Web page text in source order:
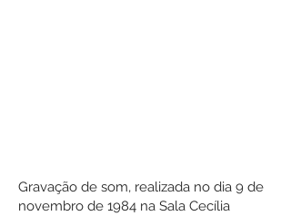
Gravação de som, realizada no dia 9 de
novembro de 1984 na Sala Cecília